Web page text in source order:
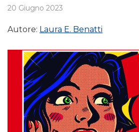
20 Giugno 2023
Autore: Laura E. Benatti